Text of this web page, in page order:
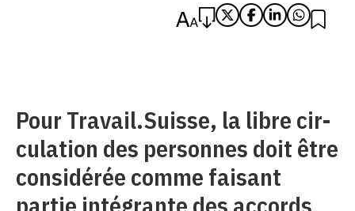
Pour Travail.Suisse, la libre ­cir-
culation des personnes doit être
considérée comme faisant